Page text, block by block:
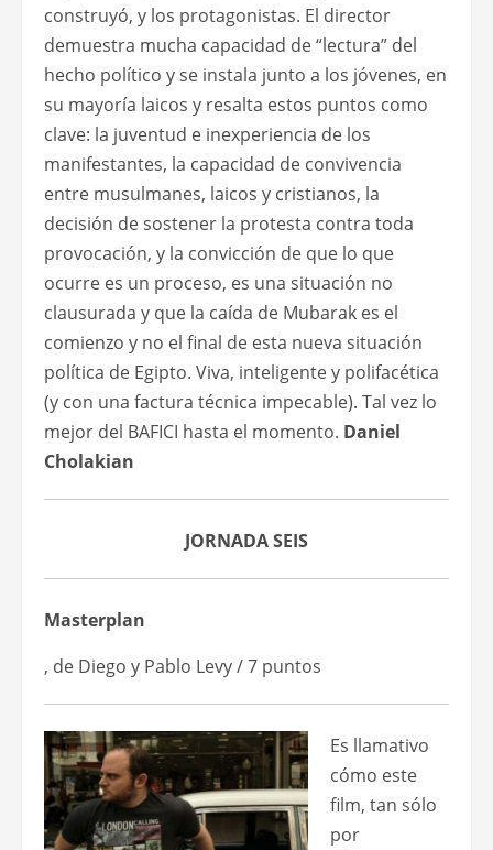
construyó, y los protagonistas. El director
demuestra mucha capacidad de “lectura” del
hecho político y se instala junto a los jóvenes, en
su mayoría laicos y resalta estos puntos como
clave: la juventud e inexperiencia de los
manifestantes, la capacidad de convivencia
entre musulmanes, laicos y cristianos, la
decisión de sostener la protesta contra toda
provocación, y la convicción de que lo que
ocurre es un proceso, es una situación no
clausurada y que la caída de Mubarak es el
comienzo y no el final de esta nueva situación
política de Egipto. Viva, inteligente y polifacética
(y con una factura técnica impecable). Tal vez lo
mejor del BAFICI hasta el momento. Daniel
Cholakian
JORNADA SEIS
Masterplan
, de Diego y Pablo Levy / 7 puntos
Es llamativo
cómo este
film, tan sólo
por